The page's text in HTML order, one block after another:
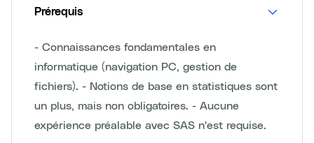
Prérequis
- Connaissances fondamentales en
informatique (navigation PC, gestion de
fichiers). - Notions de base en statistiques sont
un plus, mais non obligatoires. - Aucune
expérience préalable avec SAS n'est requise.